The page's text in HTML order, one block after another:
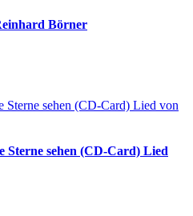
Börner
Sterne sehen (CD-Card) Lied